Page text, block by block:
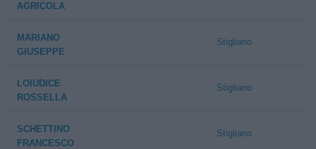
AGRICOLA
MARIANO
GIUSEPPE
Stigliano
LOIUDICE
ROSSELLA
Stigliano
SCHETTINO
FRANCESCO
Stigliano